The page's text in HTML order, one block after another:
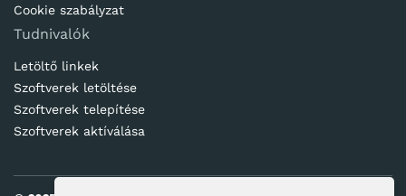
Cookie szabályzat
Tudnivalók
Letöltő linkek
Szoftverek letöltése
Szoftverek telepítése
Szoftverek aktíválása